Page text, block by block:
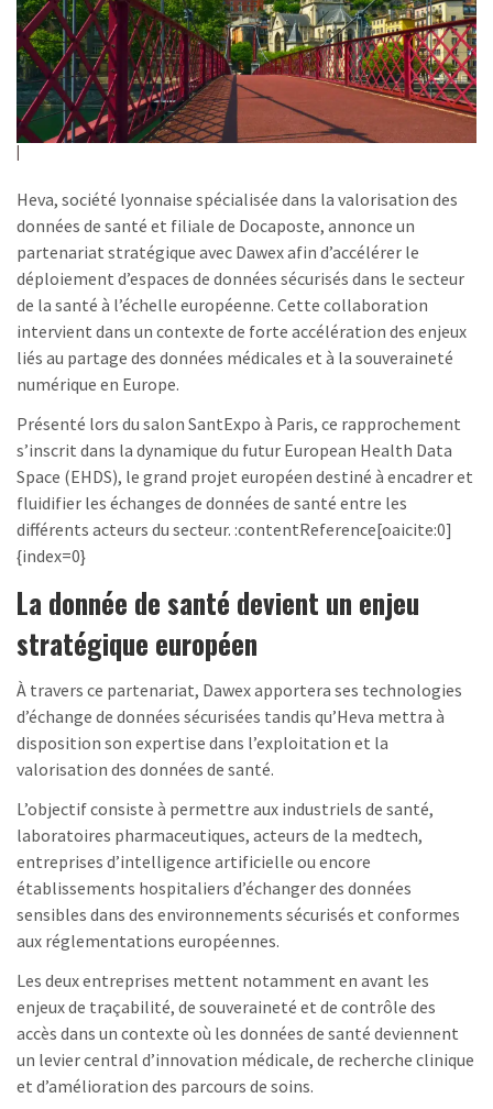
Heva, société lyonnaise spécialisée dans la valorisation des
données de santé et filiale de Docaposte, annonce un
partenariat stratégique avec Dawex afin d’accélérer le
déploiement d’espaces de données sécurisés dans le secteur
de la santé à l’échelle européenne. Cette collaboration
intervient dans un contexte de forte accélération des enjeux
liés au partage des données médicales et à la souveraineté
numérique en Europe.
Présenté lors du salon SantExpo à Paris, ce rapprochement
s’inscrit dans la dynamique du futur European Health Data
Space (EHDS), le grand projet européen destiné à encadrer et
fluidifier les échanges de données de santé entre les
différents acteurs du secteur. :contentReference[oaicite:0]
{index=0}
La donnée de santé devient un enjeu
stratégique européen
À travers ce partenariat, Dawex apportera ses technologies
d’échange de données sécurisées tandis qu’Heva mettra à
disposition son expertise dans l’exploitation et la
valorisation des données de santé.
L’objectif consiste à permettre aux industriels de santé,
laboratoires pharmaceutiques, acteurs de la medtech,
entreprises d’intelligence artificielle ou encore
établissements hospitaliers d’échanger des données
sensibles dans des environnements sécurisés et conformes
aux réglementations européennes.
Les deux entreprises mettent notamment en avant les
enjeux de traçabilité, de souveraineté et de contrôle des
accès dans un contexte où les données de santé deviennent
un levier central d’innovation médicale, de recherche clinique
et d’amélioration des parcours de soins.